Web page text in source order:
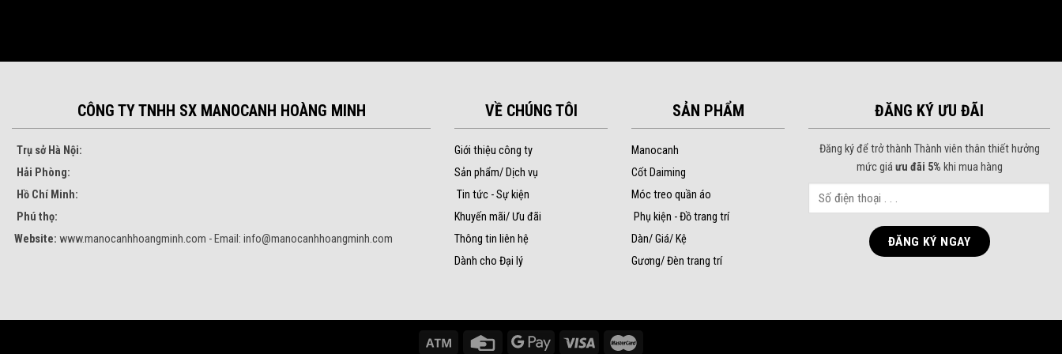
CÔNG TY TNHH SX MANOCANH HOÀNG MINH
Trụ sở Hà Nội:
Hải Phòng:
Hồ Chí Minh:
Phú thọ:
Website: www.manocanhhoangminh.com - Email: info@manocanhhoangminh.com
VỀ CHÚNG TÔI
Giới thiệu công ty
Sản phẩm/ Dịch vụ
Tin tức - Sự kiện
Khuyến mãi/ Ưu đãi
Thông tin liên hệ
Dành cho Đại lý
SẢN PHẨM
Manocanh
Cốt Daiming
Móc treo quần áo
Phụ kiện - Đồ trang trí
Dàn/ Giá/ Kệ
Gương/ Đèn trang trí
ĐĂNG KÝ ƯU ĐÃI
Đăng ký để trở thành Thành viên thân thiết hưởng
mức giáưu đãi 5% khi mua hàng